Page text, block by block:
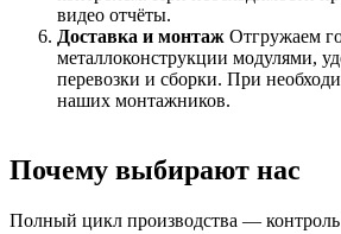
видео отчёты.
Доставка и монтаж Отгружаем
металлоконструкции модулями,
перевозки и сборки. При
наших монтажников.
Почему выбирают нас
Полный цикл производства —